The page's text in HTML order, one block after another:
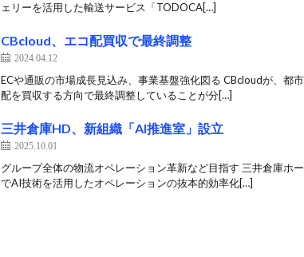
ェリーを活用した輸送サービス「TODOCA[…]
CBcloud、エコ配買収で最終調整
2024.04.12
ECや通販の市場成長見込み、事業基盤強化図る CBcloudが、都
配を買収する方向で最終調整していることが分[…]
三井倉庫HD、新組織「AI推進室」設立
2025.10.01
グループ全体の物流オペレーション革新など目指す 三井倉庫ホ
でAI技術を活用したオペレーションの抜本的効率化[…]